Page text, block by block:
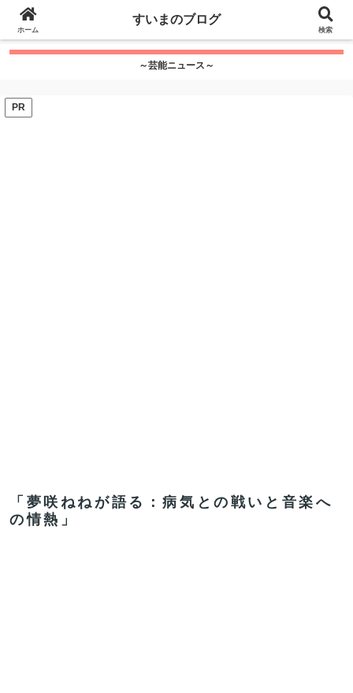
google.com, pub-7115624674097404, DIRECT,
f08c47fec0942fa0
～芸能ニュース～
PR
「夢咲ねねが語る：病気との戦いと音楽へ
の情熱」
ホーム
すいまのブログ
検索